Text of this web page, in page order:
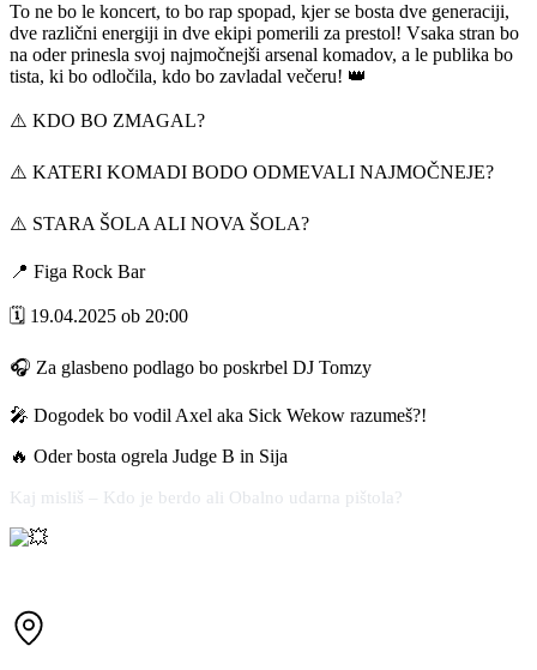
To ne bo le koncert, to bo rap spopad, kjer se bosta dve generaciji,
dve različni energiji in dve ekipi pomerili za prestol! Vsaka stran bo
na oder prinesla svoj najmočnejši arsenal komadov, a le publika bo
tista, ki bo odločila, kdo bo zavladal večeru! 👑
⚠️ KDO BO ZMAGAL?
⚠️ KATERI KOMADI BODO ODMEVALI NAJMOČNEJE?
⚠️ STARA ŠOLA ALI NOVA ŠOLA?
📍 Figa Rock Bar
🗓️ 19.04.2025 ob 20:00
🎧 Za glasbeno podlago bo poskrbel DJ Tomzy
🎤 Dogodek bo vodil Axel aka Sick Wekow razumeš?!
🔥 Oder bosta ogrela Judge B in Sija
Kaj misliš – Kdo je berdo ali Obalno udarna pištola?